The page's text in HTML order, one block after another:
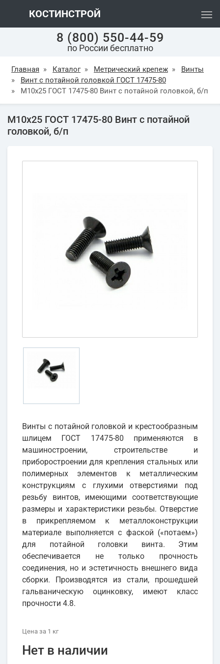
КОСТИНСТРОЙ
8 (800) 550-44-59
по России бесплатно
Главная » Каталог » Метрический крепеж »
Винты
»
Винт с потайной головкой ГОСТ 17475-80
»
М10х25 ГОСТ 17475-80 Винт с потайной головкой, б/п
М10х25 ГОСТ 17475-80 Винт с потайной
головкой, б/п
Винты с потайной головкой и крестообразным
шлицем ГОСТ 17475-80 применяются в
машиностроении, строительстве и
приборостроении для крепления стальных или
полимерных элементов к металлическим
конструкциям с глухими отверстиями под
резьбу винтов, имеющими соответствующие
размеры и характеристики резьбы. Отверстие
в прикрепляемом к металлоконструкции
материале выполняется с фаской («потаем»)
для потайной головки винта. Этим
обеспечивается не только прочность
соединения, но и эстетичность внешнего вида
сборки. Производятся из стали, прошедшей
гальваническую оцинковку, имеют класс
прочности 4.8.
Цена за 1 кг
Нет в наличии